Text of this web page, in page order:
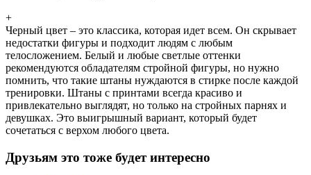
+
Черный цвет – это классика, которая идет всем. Он скрывает
недостатки фигуры и подходит людям с любым
телосложением. Белый и любые светлые оттенки
рекомендуются обладателям стройной фигуры, но нужно
помнить, что такие штаны нуждаются в стирке после каждой
тренировки. Штаны с принтами всегда красиво и
привлекательно выглядят, но только на стройных парнях и
девушках. Это выигрышный вариант, который будет
сочетаться с верхом любого цвета.
Друзьям это тоже будет интересно